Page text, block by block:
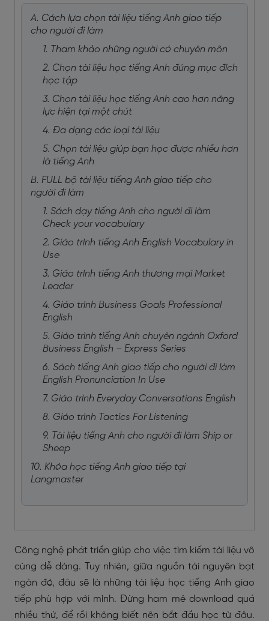
A. Cách lựa chọn tài liệu tiếng Anh giao tiếp
cho người đi làm
1. Tham khảo những người có chuyên môn
2. Chọn tài liệu học tiếng Anh đúng mục đích
học tập
3. Chọn tài liệu học tiếng Anh cao hơn năng
lực hiện tại một chút
4. Đa dạng các loại tài liệu
5. Chọn tài liệu giúp bạn học được nhiều hơn
là tiếng Anh
B. FULL bộ tài liệu tiếng Anh giao tiếp cho
người đi làm
1. Sách dạy tiếng Anh cho người đi làm
Check your vocabulary
2. Giáo trình tiếng Anh English Vocabulary in
Use
3. Giáo trình tiếng Anh thương mại Market
Leader
4. Giáo trình Business Goals Professional
English
5. Giáo trình tiếng Anh chuyên ngành Oxford
Business English – Express Series
6. Sách tiếng Anh giao tiếp cho người đi làm
English Pronunciation In Use
7. Giáo trình Everyday Conversations English
8. Giáo trình Tactics For Listening
9. Tài liệu tiếng Anh cho người đi làm Ship or
Sheep
10. Khóa học tiếng Anh giao tiếp tại
Langmaster
Công nghệ phát triển giúp cho việc tìm kiếm tài liệu vô
cùng dễ dàng. Tuy nhiên, giữa nguồn tài nguyên bạt
ngàn đó, đâu sẽ là những tài liệu học tiếng Anh giao
tiếp phù hợp với mình. Đừng ham mê download quá
nhiều thứ, để rồi không biết nên bắt đầu học từ đâu.